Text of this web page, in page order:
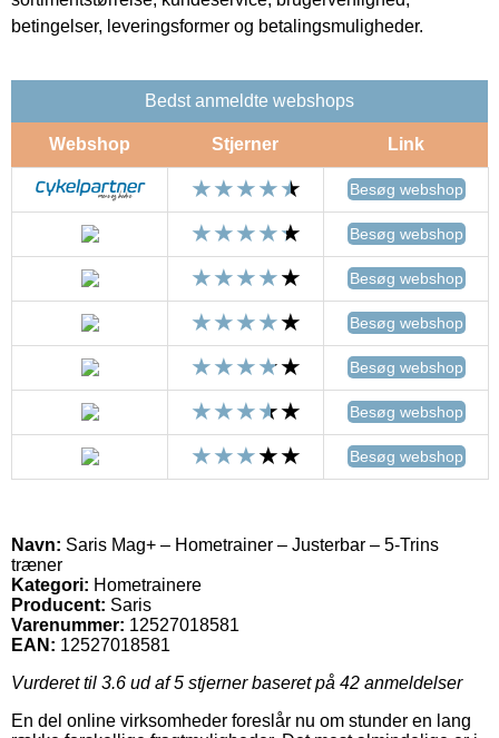
betingelser, leveringsformer og betalingsmuligheder.
Bedst anmeldte webshops
Webshop Stjerner Link
Besøg webshop
Besøg webshop
Besøg webshop
Besøg webshop
Besøg webshop
Besøg webshop
Besøg webshop
Navn: Saris Mag+ – Hometrainer – Justerbar – 5-Trins
træner
Kategori: Hometrainere
Producent: Saris
Varenummer: 12527018581
EAN: 12527018581
Vurderet til 3.6 ud af 5 stjerner baseret på 42 anmeldelser
En del online virksomheder foreslår nu om stunder en lang